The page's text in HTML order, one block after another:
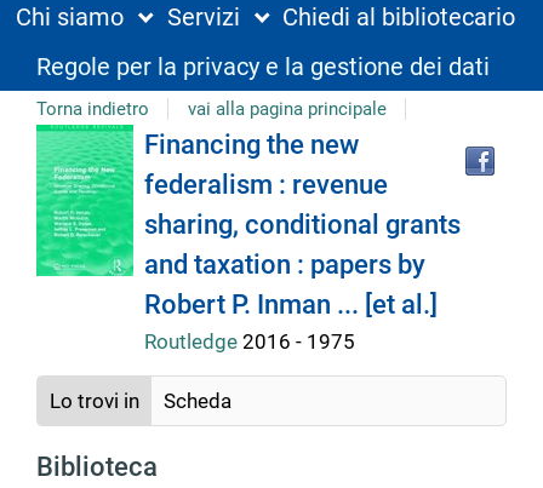
Chi siamo Servizi
Chiedi al bibliotecario
Regole per la privacy e la gestione dei dati
Torna indietro vai alla pagina principale
Dettaglio
del
documento
Financing the new
federalism : revenue
sharing, conditional grants
and taxation : papers by
Robert P. Inman ... [et al.]
Routledge 2016 - 1975
Lo trovi in Scheda
Biblioteca